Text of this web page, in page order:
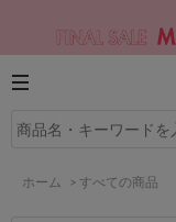
ホーム > すべての商品